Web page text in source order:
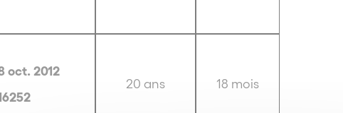
oct. 2012
20 ans 18 mois